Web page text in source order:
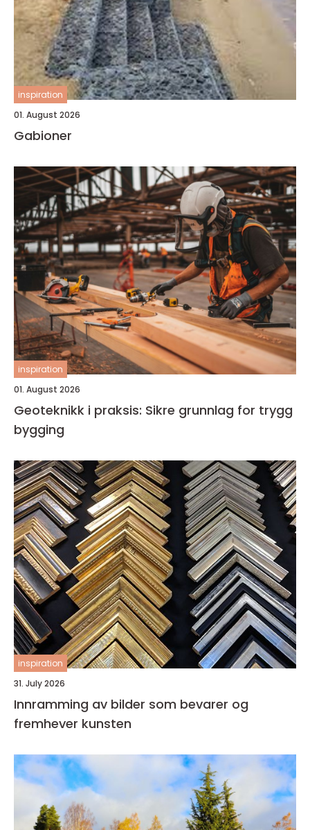
inspiration
01. August 2026
Gabioner
inspiration
01. August 2026
Geoteknikk i praksis: Sikre grunnlag for trygg
bygging
inspiration
31. July 2026
Innramming av bilder som bevarer og
fremhever kunsten